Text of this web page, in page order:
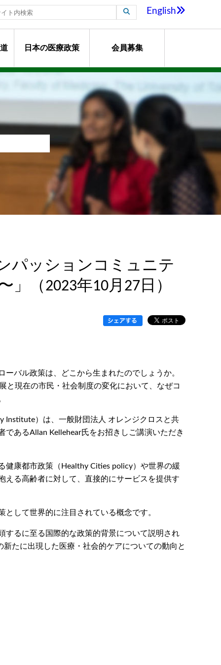
English
日本の医療政策 会員募集
パッションコミュニテ
（2023年10月27日）
バル政策は、どこから生まれたのでしょうか。
と現在の市民・社会制度の変化において、なぜコ
Institute）は、一般財団法人 オレンジクロスと共
あるAllan Kellehear氏をお招きしご講演いただき
康都市政策（Healthy Cities policy）や世界の緩
える高齢者に対して、直接的にサービスを提供す
して世界的に注目されている概念です。
するに至る国際的な政策的背景について説明され
たに出現した医療・社会的ケアについての動向と